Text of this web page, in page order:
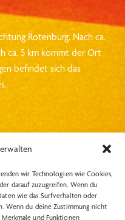
wir Technologien wie Cookies,
darauf zuzugreifen. Wenn du
wie das Surfverhalten oder
Wenn du deine Zustimmung nicht
und Funktionen
Rotenburg. Nach ca.
ca. 5 km kommt der Ort
befindet sich das